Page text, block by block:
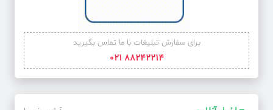
برای سفارش تبلیغات با ما تماس بگیرید
88242214 021